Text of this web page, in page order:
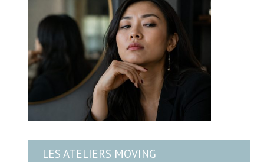
LES ATELIERS MOVING